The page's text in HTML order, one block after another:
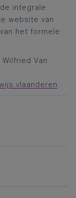
integrale
website van
het formele
Van
.